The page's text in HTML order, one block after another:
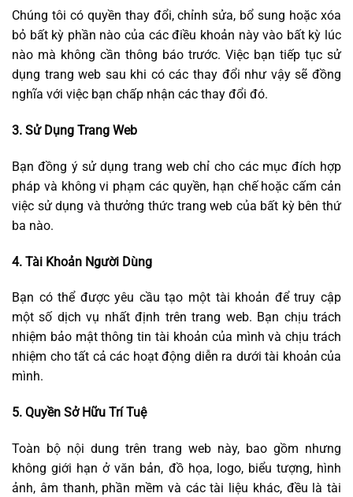
Chúng tôi có quyền thay đổi, chỉnh sửa, bổ sung hoặc xóa
bỏ bất kỳ phần nào của các điều khoản này vào bất kỳ lúc
nào mà không cần thông báo trước. Việc bạn tiếp tục sử
dụng trang web sau khi có các thay đổi như vậy sẽ đồng
nghĩa với việc bạn chấp nhận các thay đổi đó.
3. Sử Dụng Trang Web
Bạn đồng ý sử dụng trang web chỉ cho các mục đích hợp
pháp và không vi phạm các quyền, hạn chế hoặc cấm cản
việc sử dụng và thưởng thức trang web của bất kỳ bên thứ
ba nào.
4. Tài Khoản Người Dùng
Bạn có thể được yêu cầu tạo một tài khoản để truy cập
một số dịch vụ nhất định trên trang web. Bạn chịu trách
nhiệm bảo mật thông tin tài khoản của mình và chịu trách
nhiệm cho tất cả các hoạt động diễn ra dưới tài khoản của
mình.
5. Quyền Sở Hữu Trí Tuệ
Toàn bộ nội dung trên trang web này, bao gồm nhưng
không giới hạn ở văn bản, đồ họa, logo, biểu tượng, hình
ảnh, âm thanh, phần mềm và các tài liệu khác, đều là tài